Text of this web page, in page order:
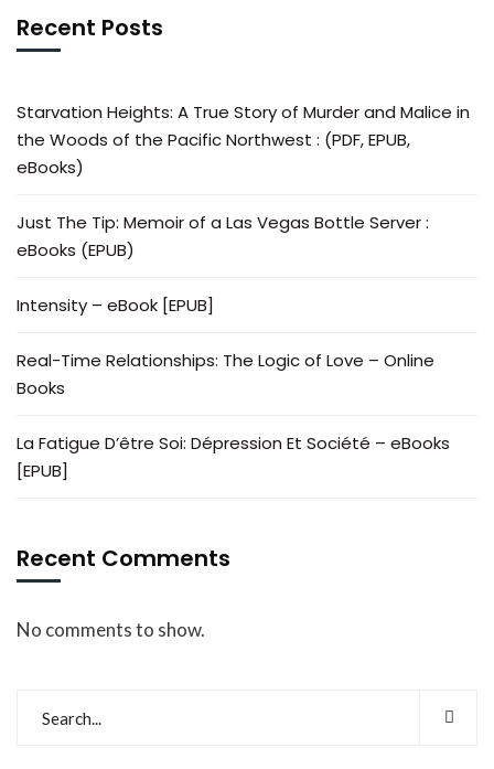
Recent Posts
Starvation Heights: A True Story of Murder and Malice in
the Woods of the Pacific Northwest : (PDF, EPUB,
eBooks)
Just The Tip: Memoir of a Las Vegas Bottle Server :
eBooks (EPUB)
Intensity – eBook [EPUB]
Real-Time Relationships: The Logic of Love – Online
Books
La Fatigue D’être Soi: Dépression Et Société – eBooks
[EPUB]
Recent Comments
No comments to show.